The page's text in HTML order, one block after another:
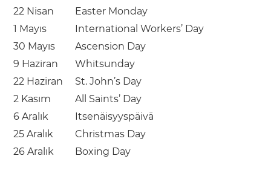
22 Nisan
Easter Monday
1 Mayıs
International Workers’ Day
30 Mayıs
Ascension Day
9 Haziran
Whitsunday
22 Haziran
St. John’s Day
2 Kasım
All Saints’ Day
6 Aralık
Itsenäisyyspäivä
25 Aralık
Christmas Day
26 Aralık
Boxing Day